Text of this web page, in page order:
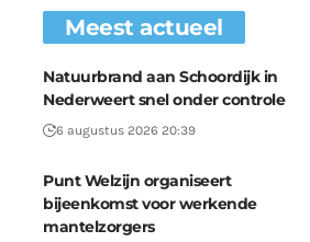
Meest actueel
Natuurbrand aan Schoordijk in
Nederweert snel onder controle
6 augustus 2026 20:39
Punt Welzijn organiseert
bijeenkomst voor werkende
mantelzorgers